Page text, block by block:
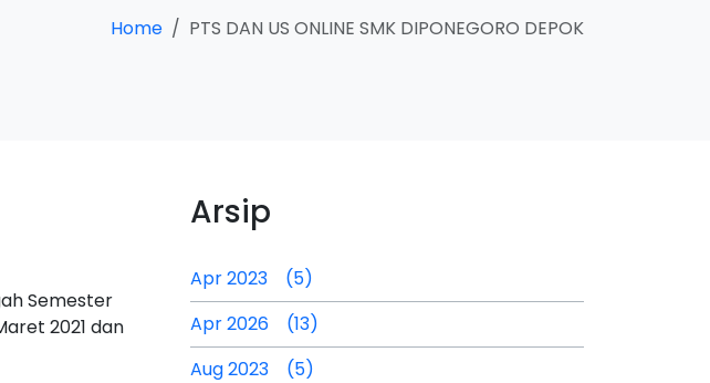
Home PTS DAN US ONLINE SMK DIPONEGORO DEPOK
Semester
2021 dan
Arsip
Apr 2023 (5)
Apr 2026 (13)
Aug 2023 (5)